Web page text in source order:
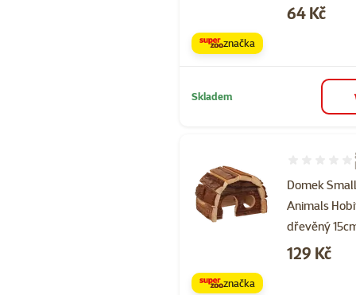
Cena
64 Kč
značka
Skladem
Domek
Animals
dřevěný
Hodnocení
Cena
129 Kč
značka